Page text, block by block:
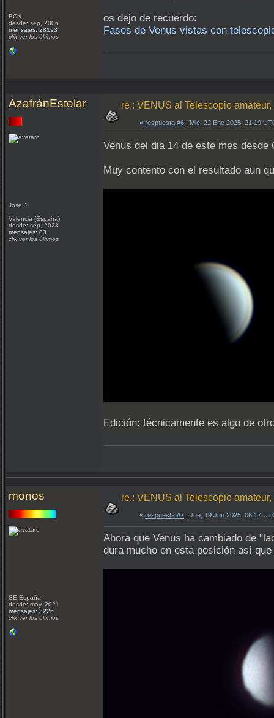
BCN
desde: sep, 2006
mensajes: 28193
clik ver los últimos
os dejo de recuerdo:
Fases de Venus vistas con
AzafránEstelar
Jose J.
Valencia (España)
desde: sep, 2023
mensajes: 83
clik ver los últimos
re.: VENUS al Telescopio
« respuesta #6 : Mié, 22 Ene 2025, 21:19
Venus del dia 14 de este mes
Muy contento con el resultado aun
Edición: técnicamente es algo de
monos
SE España
desde: may, 2021
mensajes: 3226
clik ver los últimos
re.: VENUS al Telescopio
« respuesta #7 : Jue, 19 Jun 2025, 06:17
Ahora que Venus ha cambiado de
dura mucho en esta posición así